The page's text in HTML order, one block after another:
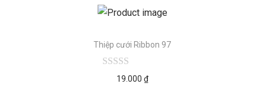
Thiệp cưới Ribbon 97
19.000 ₫